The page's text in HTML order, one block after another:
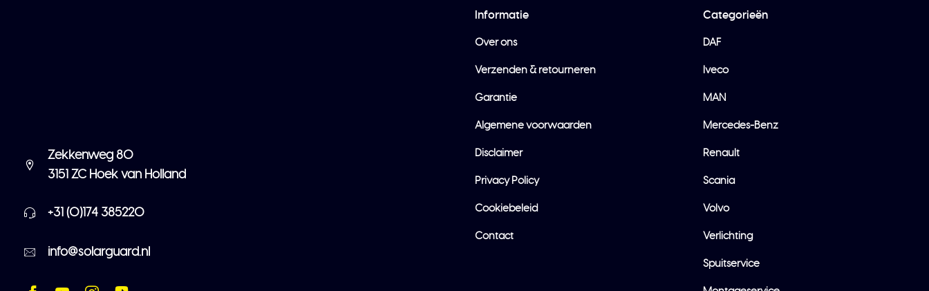
Zekkenweg 80
3151 ZC Hoek van Holland
+31 (0)174 385220
info@solarguard.nl
Informatie
Over ons
Verzenden & retourneren
Garantie
Algemene voorwaarden
Disclaimer
Privacy Policy
Cookiebeleid
Contact
Categorieën
DAF
Iveco
MAN
Mercedes-Benz
Renault
Scania
Volvo
Verlichting
Spuitservice